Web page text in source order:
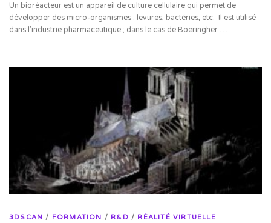
Un bioréacteur est un appareil de culture cellulaire qui permet de
développer des micro-organismes : levures, bactéries, etc. Il est utilisé
dans l’industrie pharmaceutique ; dans le cas de Boeringher …
3DSCAN / FORMATION / R&D / RÉALITÉ VIRTUELLE